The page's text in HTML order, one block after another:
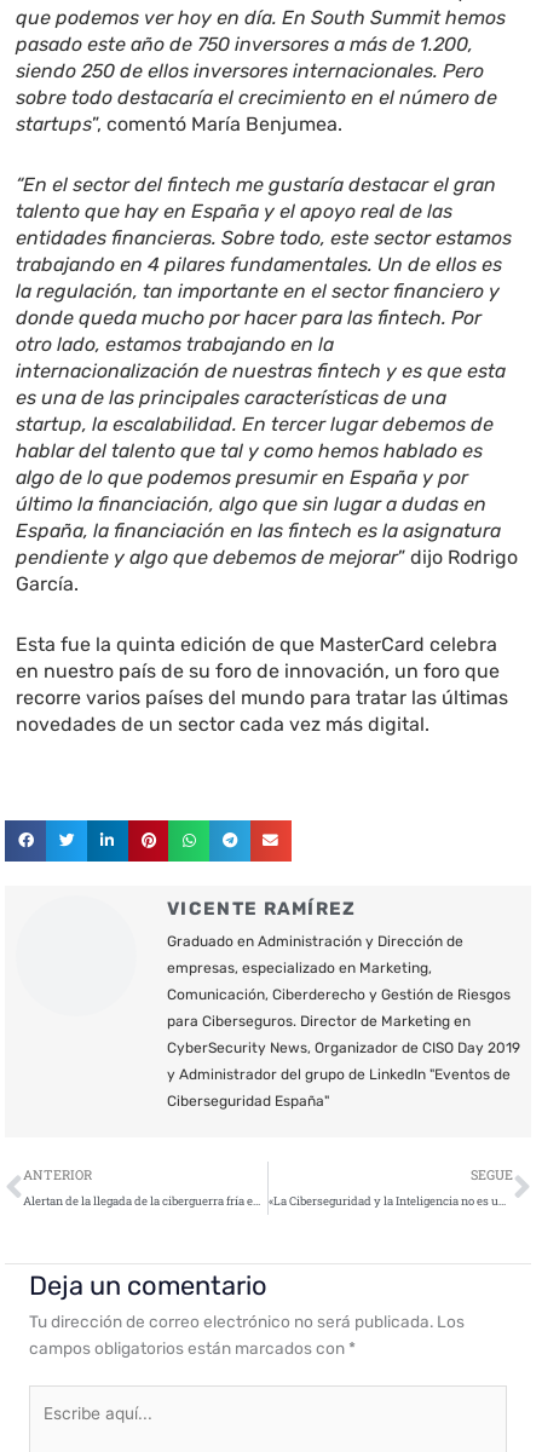
que podemos ver hoy en día. En South Summit hemos
pasado este año de 750 inversores a más de 1.200,
siendo 250 de ellos inversores internacionales. Pero
sobre todo destacaría el crecimiento en el número de
startups”, comentó María Benjumea.
“En el sector del fintech me gustaría destacar el gran
talento que hay en España y el apoyo real de las
entidades financieras. Sobre todo, este sector estamos
trabajando en 4 pilares fundamentales. Un de ellos es
la regulación, tan importante en el sector financiero y
donde queda mucho por hacer para las fintech. Por
otro lado, estamos trabajando en la
internacionalización de nuestras fintech y es que esta
es una de las principales características de una
startup, la escalabilidad. En tercer lugar debemos de
hablar del talento que tal y como hemos hablado es
algo de lo que podemos presumir en España y por
último la financiación, algo que sin lugar a dudas en
España, la financiación en las fintech es la asignatura
pendiente y algo que debemos de mejorar” dijo Rodrigo
García.
Esta fue la quinta edición de que MasterCard celebra
en nuestro país de su foro de innovación, un foro que
recorre varios países del mundo para tratar las últimas
novedades de un sector cada vez más digital.
VICENTE RAMÍREZ
Graduado en Administración y Dirección de
empresas, especializado en Marketing,
Comunicación, Ciberderecho y Gestión de Riesgos
para Ciberseguros. Director de Marketing en
CyberSecurity News, Organizador de CISO Day 2019
y Administrador del grupo de LinkedIn "Eventos de
Ciberseguridad España"
Ant
ANTERIOR
Alertan de la llegada de la ciberguerra fría en 2020
SEGUE
«La Ciberseguridad y la Inteligencia no es un estado, es un proceso continuo que involucra a toda la organización»
Deja un comentario
Tu dirección de correo electrónico no será publicada. Los
campos obligatorios están marcados con *
aquí...